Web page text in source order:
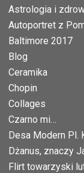
Astrologia i
Autoportret z
Baltimore 2017
Blog
Ceramika
Chopin
Collages
Czarno mi…
Desa Modern Pl.
Dżanus, znaczy
Flirt towarzyski